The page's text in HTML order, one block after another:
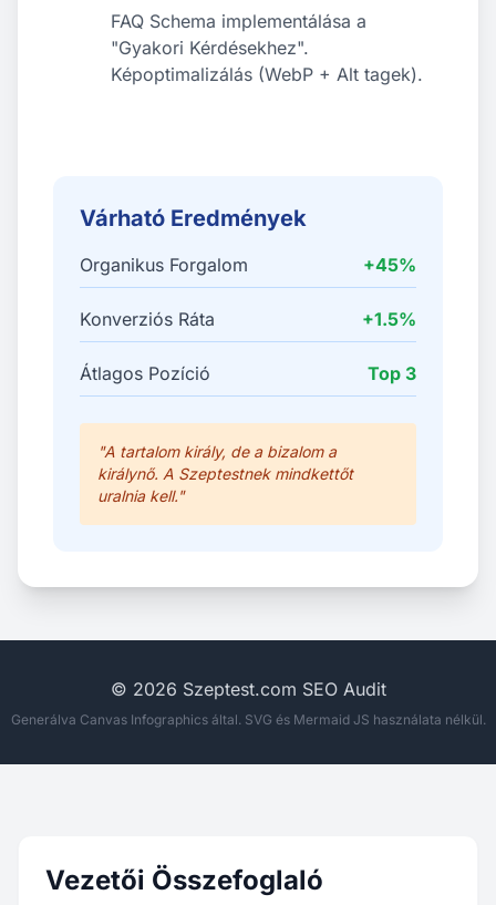
FAQ Schema implementálása a
"Gyakori Kérdésekhez".
Képoptimalizálás (WebP + Alt tagek).
Várható Eredmények
Organikus Forgalom +45%
Konverziós Ráta +1.5%
Átlagos Pozíció Top 3
"A tartalom király, de a bizalom a
királynő. A Szeptestnek mindkettőt
uralnia kell."
© 2026 Szeptest.com SEO Audit
Generálva Canvas Infographics által. SVG és Mermaid JS használata nélkül.
Vezetői Összefoglaló